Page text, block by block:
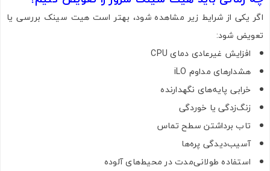
اگر یکی از شرایط زیر مشاهده شود، بهتر است هیت سینک بررسی یا
تعویض شود:
افزایش غیرعادی دمای CPU
هشدارهای مداوم iLO
خرابی پایه‌های نگهدارنده
زنگ‌زدگی یا خوردگی
تاب برداشتن سطح تماس
آسیب‌دیدگی پره‌ها
استفاده طولانی‌مدت در محیط‌های آلوده
ارسال به ایمیل
ارسال